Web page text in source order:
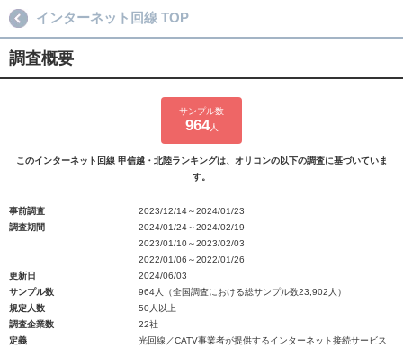
インターネット回線 TOP
調査概要
サンプル数
964人
このインターネット回線 甲信越・北陸ランキングは、オリコンの以下の調査に基づいていま
す。
事前調査
2023/12/14～2024/01/23
調査期間
2024/01/24～2024/02/19
2023/01/10～2023/02/03
2022/01/06～2022/01/26
更新日
2024/06/03
サンプル数
964人（全国調査における総サンプル数23,902人）
規定人数
50人以上
調査企業数
22社
定義
光回線／CATV事業者が提供するインターネット接続サービス